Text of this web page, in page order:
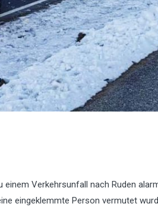
Verkehrsunfall nach Ruden
eingeklemmte Person vermutet